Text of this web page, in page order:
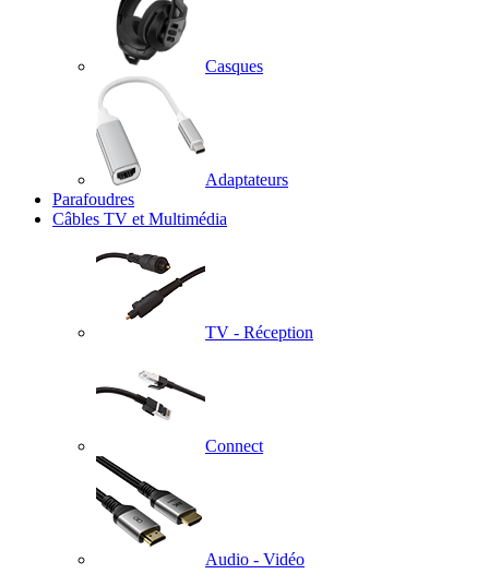
Casques
Adaptateurs
Parafoudres
Câbles TV et Multimédia
TV - Réception
Connect
Audio - Vidéo